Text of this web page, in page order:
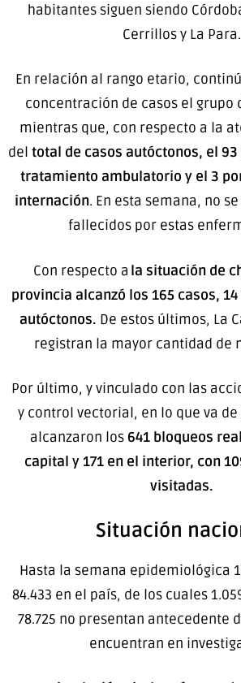
habitantes siguen siendo
Cerrillos y La Para.
En relación al rango etario,
concentración de casos el grupo
mientras que, con respecto a la
del total de casos autóctonos, el
tratamiento ambulatorio y el 3
internación. En esta semana, no
fallecidos por estas
Con respecto a la situación de
provincia alcanzó los 165 casos,
autóctonos. De estos últimos, La
registran la mayor cantidad de
Por último, y vinculado con las
y control vectorial, en lo que va
alcanzaron los641 bloqueos
capital y 171 en el interior, con
visitadas.
Situación
Hasta la semana epidemiológica
84.433 en el país, de los cuales
78.725 no presentan antecedente
encuentran en